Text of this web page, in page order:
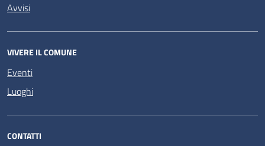
Avvisi
VIVERE IL COMUNE
Eventi
Luoghi
CONTATTI